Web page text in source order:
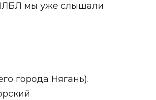
мы уже слышали
города Нягань).